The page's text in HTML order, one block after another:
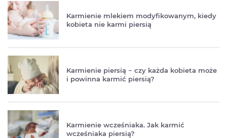
Karmienie mlekiem modyfikowanym, kiedy
kobieta nie karmi piersią
Karmienie piersią − czy każda kobieta może
i powinna karmić piersią?
Karmienie wcześniaka. Jak karmić
wcześniaka piersią?